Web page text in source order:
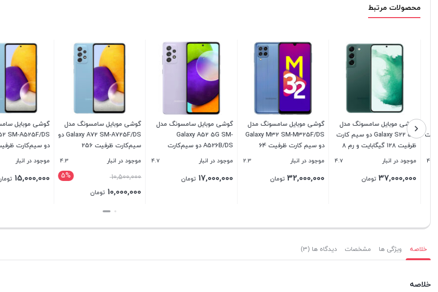
محصولات مرتبط
گوشی موبایل سامسونگ مدل
Galaxy S22 5G دو سیم کارت
ظرفیت 128 گیگابایت و رم 8
موجود در انبار
37,000,000 تومان
گوشی موبایل سامسونگ مدل
Galaxy M32 SM-M325F/DS
دو سیم‌ کارت ظرفیت 64
گیگابایت
موجود در انبار
32,000,000 تومان
گوشی موبایل سامسونگ مدل
Galaxy A52 5G SM-
A526B/DS دو سیم‌کارت
موجود در انبار
17,000,000 تومان
گوشی موبایل سامسونگ مدل
Galaxy A72 SM-A725F/DS دو
سیم‌کارت ظرفیت 256
گیگابایت و رم 8 گیگابایت
موجود در انبار
5% 10,500,000قیمت
اصلی10,000,000 تومان
گوشی موبایل
A52 SM-A525F/DS
دو
گیگابایت و رم 8 گیگابایت
موجود در انبار
15,000,000 تومان
خلاصه ویژگی ها مشخصات دیدگاه ها (3)
خلاصه